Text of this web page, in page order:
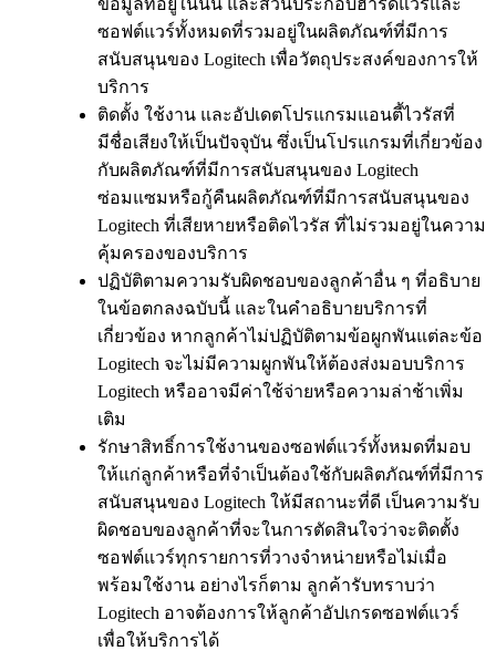
ข้อมูลที่อยู่ในนั้น และส่วนประกอบฮาร์ดแวร์และ
ซอฟต์แวร์ทั้งหมดที่รวมอยู่ในผลิตภัณฑ์ที่มีการ
สนับสนุนของ Logitech เพื่อวัตถุประสงค์ของการให้
บริการ
ติดตั้ง ใช้งาน และอัปเดตโปรแกรมแอนตี้ไวรัสที่
มีชื่อเสียงให้เป็นปัจจุบัน ซึ่งเป็นโปรแกรมที่เกี่ยวข้อง
กับผลิตภัณฑ์ที่มีการสนับสนุนของ Logitech
ซ่อมแซมหรือกู้คืนผลิตภัณฑ์ที่มีการสนับสนุนของ
Logitech ที่เสียหายหรือติดไวรัส ที่ไม่รวมอยู่ในความ
คุ้มครองของบริการ
ปฏิบัติตามความรับผิดชอบของลูกค้าอื่น ๆ ที่อธิบาย
ในข้อตกลงฉบับนี้ และในคำอธิบายบริการที่
เกี่ยวข้อง หากลูกค้าไม่ปฏิบัติตามข้อผูกพันแต่ละข้อ
Logitech จะไม่มีความผูกพันให้ต้องส่งมอบบริการ
Logitech หรืออาจมีค่าใช้จ่ายหรือความล่าช้าเพิ่ม
เติม
รักษาสิทธิ์การใช้งานของซอฟต์แวร์ทั้งหมดที่มอบ
ให้แก่ลูกค้าหรือที่จำเป็นต้องใช้กับผลิตภัณฑ์ที่มีการ
สนับสนุนของ Logitech ให้มีสถานะที่ดี เป็นความรับ
ผิดชอบของลูกค้าที่จะในการตัดสินใจว่าจะติดตั้ง
ซอฟต์แวร์ทุกรายการที่วางจำหน่ายหรือไม่เมื่อ
พร้อมใช้งาน อย่างไรก็ตาม ลูกค้ารับทราบว่า
Logitech อาจต้องการให้ลูกค้าอัปเกรดซอฟต์แวร์
เพื่อให้บริการได้